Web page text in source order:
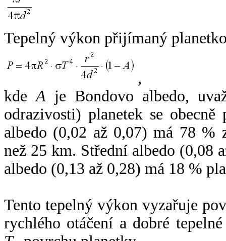
Tepelný výkon přijímaný
,
kdeA je Bondovo albedo,
odrazivosti) planetek se
albedo (0,02 až 0,07) má 78 %
než 25 km. Střední albedo (0,08
albedo (0,13 až 0,28) má 18 %
Tento tepelný výkon vyzařuje
rychlého otáčení a dobré